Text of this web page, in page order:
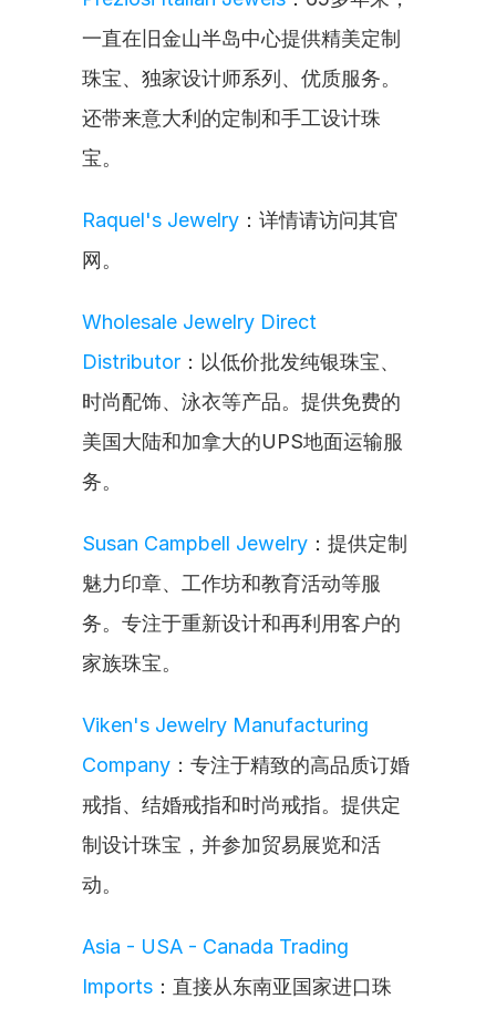
一直在旧金山半岛中心提供精美定制
珠宝、独家设计师系列、优质服务。
还带来意大利的定制和手工设计珠
宝。
Raquel's Jewelry ：详情请访问其官
网。
Wholesale Jewelry Direct
Distributor ：以低价批发纯银珠宝、
时尚配饰、泳衣等产品。提供免费的
美国大陆和加拿大的UPS地面运输服
务。
Susan Campbell Jewelry ：提供定制
魅力印章、工作坊和教育活动等服
务。专注于重新设计和再利用客户的
家族珠宝。
Viken's Jewelry Manufacturing
Company ：专注于精致的高品质订婚
戒指、结婚戒指和时尚戒指。提供定
制设计珠宝，并参加贸易展览和活
动。
Asia - USA - Canada Trading
Imports ：直接从东南亚国家进口珠